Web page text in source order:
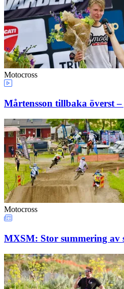
Motocross
Mårtensson tillbaka överst
Motocross
MXSM: Stor summering av